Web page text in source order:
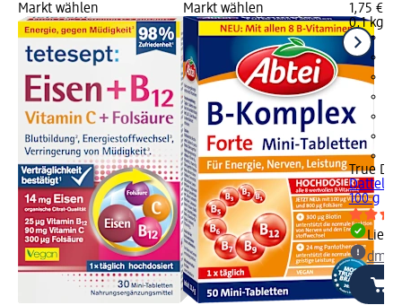
Markt wählen
Markt wählen
1,75 €
0,1 kg
True
Datteln
100 g
dm